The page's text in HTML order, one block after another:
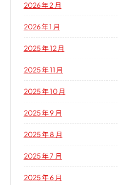
2026 年 2 月
2026 年 1 月
2025 年 12 月
2025 年 11 月
2025 年 10 月
2025 年 9 月
2025 年 8 月
2025 年 7 月
2025 年 6 月